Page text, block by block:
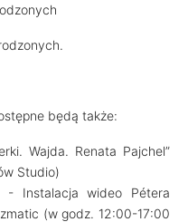
będą także:
Wajda. Renata Pajchel”
Studio)
Instalacja wideo Pétera
(w godz. 12:00-17:00